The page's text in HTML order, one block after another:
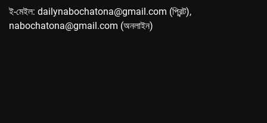
ই-মেইল: dailynabochatona@gmail.com (প্রিন্ট),
nabochatona@gmail.com (অনলাইন)